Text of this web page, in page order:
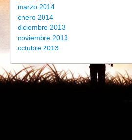
marzo 2014
enero 2014
diciembre 2013
noviembre 2013
octubre 2013